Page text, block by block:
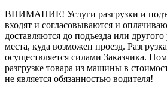
ВНИМАНИЕ! Услуги разгрузки и
входят и согласовываются и
доставляются до подъезда или
места, куда возможен проезд.
осуществляется силами Заказчика.
разгрузке товара из машины в
не является обязанностью водителя!